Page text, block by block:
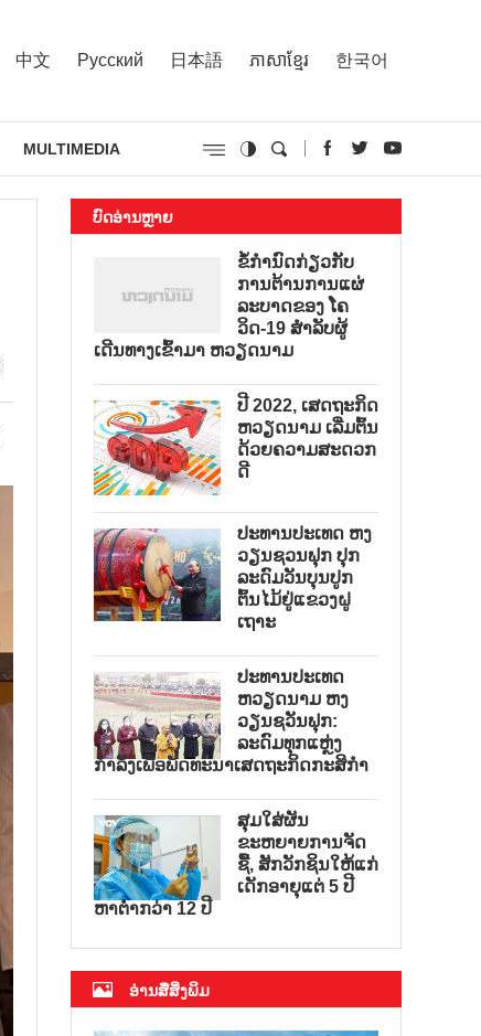
中文 Русский 日本語 ភាសាខ្មែរ 한국어
MULTIMEDIA
ບົດອ່ານຫຼາຍ
ຂໍ້ກຳນົດກ່ຽວກັບ
ການຕ້ານການແຜ່
ລະບາດຂອງ ໂຄ
ວິດ-19 ສຳລັບຜູ້
ເດີນທາງເຂົ້າມາ ຫວຽດນາມ
ປີ 2022, ເສດຖະກິດ
ຫວຽດນາມ ເລີ່ມຕົ້ນ
ດ້ວຍຄວາມສະດວກ
ດີ
ປະທານປະເທດ ຫງ
ວຽນຊວນຟຸກ ປຸກ
ລະດົມວັນບຸນປູກ
ຕົ້ນໄມ້ຢູ່ແຂວງຝູ
ເຖາະ
ປະທານປະເທດ
ຫວຽດນາມ ຫງ
ວຽນຊວັນຟຸກ:
ລະດົມທຸກແຫຼ່ງ
ກຳລັງເພື່ອພັດທະນາເສດຖະກິດກະສິກຳ
ສຸມໃສ່ຜັນ
ຂະຫຍາຍການຈັດ
ຊື້, ສັກວັກຊິນໃຫ້ແກ່
ເດັກອາຍຸແຕ່ 5 ປີ
ຫາຕ່ຳກວ່າ 12 ປີ
ອ່ານສື່ສິ່ງພິມ